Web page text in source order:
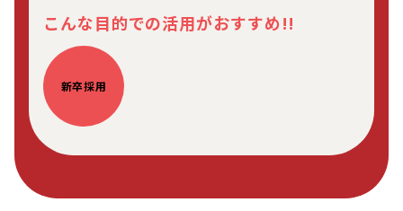
こんな目的での活用がおすすめ!!
新卒採用